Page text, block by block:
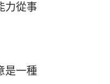
力從事
是一種